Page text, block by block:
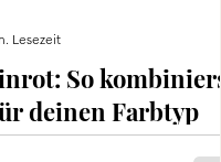
So kombinierst
deinen Farbtyp
Lesezeit